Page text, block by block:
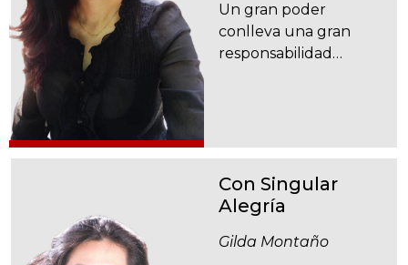
Un gran poder
conlleva una gran
responsabilidad…
Con Singular
Alegría
Gilda Montaño